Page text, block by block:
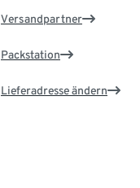
Versandpartner
Packstation
Lieferadresse ändern